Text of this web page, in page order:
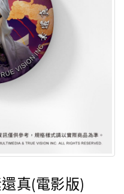
真(電影版)